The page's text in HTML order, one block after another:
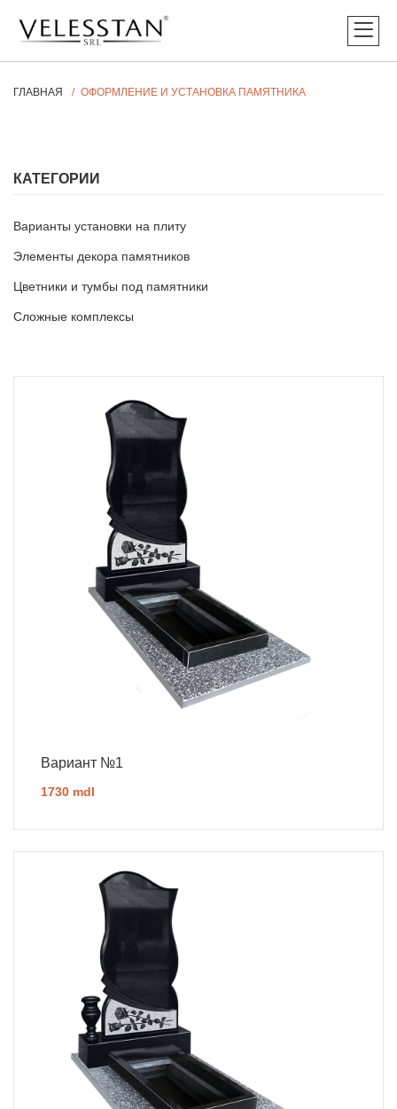
ГЛАВНАЯ ОФОРМЛЕНИЕ И УСТАНОВКА ПАМЯТНИКА
КАТЕГОРИИ
Варианты установки на плиту
Элементы декора памятников
Цветники и тумбы под памятники
Сложные комплексы
Вариант №1
1730 mdl